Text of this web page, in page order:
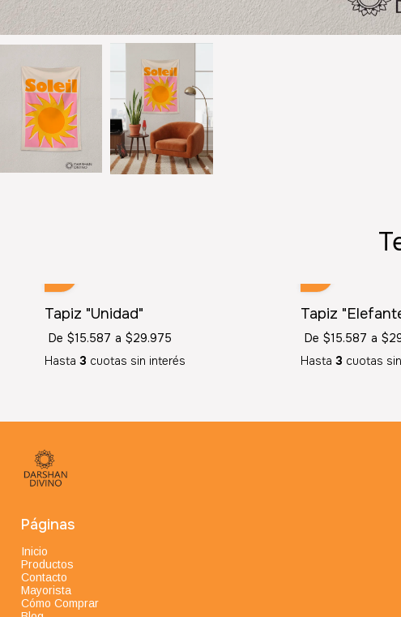
Tapiz "Unidad"
De $15.587 a $29.975
Hasta 3 cuotas sin interés
Tapiz
De $15.587 a
Hasta 3 cuotas
Páginas
Inicio
Productos
Contacto
Mayorista
Cómo Comprar